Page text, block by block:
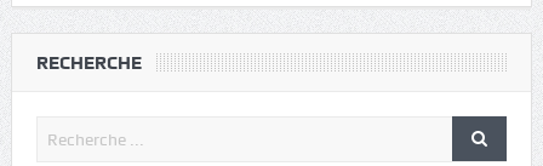
RECHERCHE